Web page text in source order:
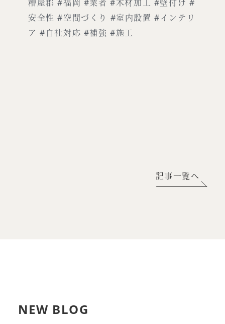
糟屋郡 #福岡 #業者 #木材加工 #壁付け #
安全性 #空間づくり #室内設置 #インテリ
ア #自社対応 #補強 #施工
記事一覧へ
NEW BLOG